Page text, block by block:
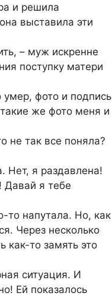
и решила
выставила эти
– муж искренне
поступку матери
умер, фото и подпись
же фото меня и
не так все поняла?
Нет, я раздавлена!
Давай я тебе
то напутала. Но, как
Через несколько
как-то замять это
ситуация. И
Ей показалось